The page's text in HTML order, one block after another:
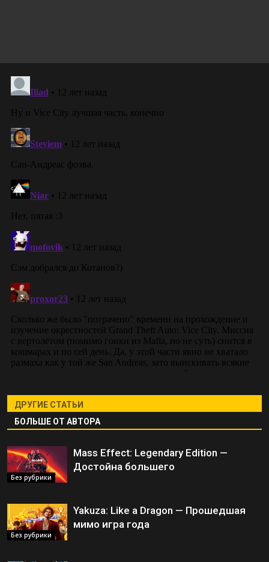
ДРУГИЕ СТАТЬИ
БОЛЬШЕ ОТ АВТОРА
Без рубрики
Mass Effect: Legendary Edition —
Достойна большего
Без рубрики
Yakuza: Like a Dragon — Прошедшая
мимо игра года